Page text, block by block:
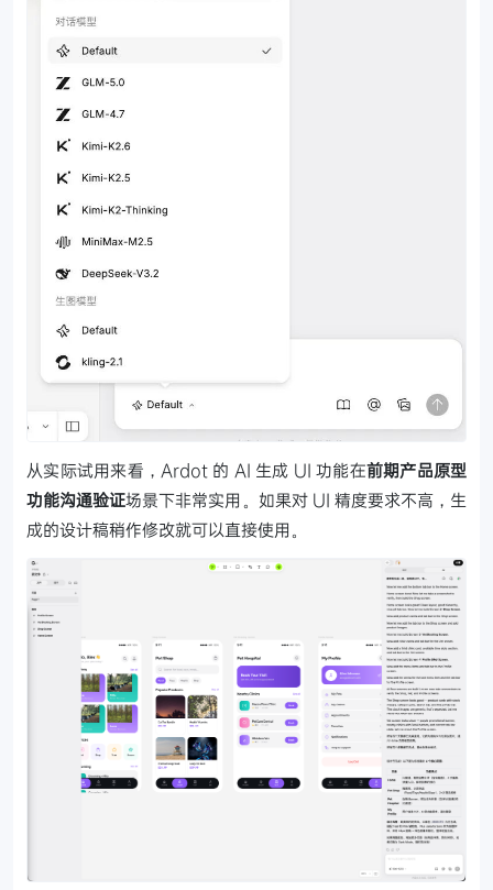
从实际试用来看，Ardot 的 AI 生成 UI 功能在前期产品原型
功能沟通验证场景下非常实用。如果对 UI 精度要求不高，生
成的设计稿稍作修改就可以直接使用。